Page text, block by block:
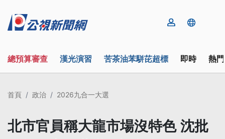
總預算審查 漢光演習 苦茶油苯駢芘超標 即時 熱
首頁 政治 2026九合一大選
北市官員稱大龍市場沒特色 沈批